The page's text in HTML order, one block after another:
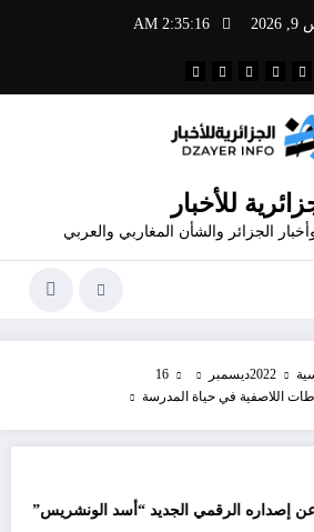
2:35:16 AM
للأخبار
الجزائر والشأن المغاربي والعربي
2022ديسمبر
16
اللاصفية في حياة المدرسة
الجديد “أسد الونشريس” تخليدا لنضال
جرائم